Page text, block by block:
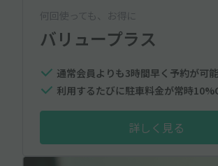
何回使っても、お得に
バリュープラス
通常会員よりも3時間早く予約が可
利用するたびに駐車料金が常時
詳しく見る